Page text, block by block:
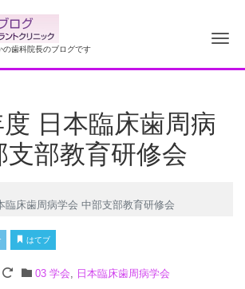
の歯科院長のブログです ナ
日本臨床歯周病
支部教育研修会
臨床歯周病学会 中部支部教育研修会
はてブ
03 学会 日本臨床歯周病学会